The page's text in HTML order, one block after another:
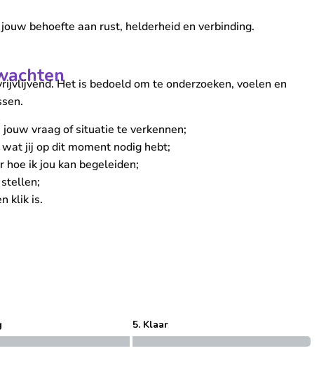
behoefte aan rust, helderheid en verbinding.
Het is bedoeld om te onderzoeken, voelen en
vraag of situatie te verkennen;
jij op dit moment nodig hebt;
hoe ik jou kan begeleiden;
klik is.
5. Klaar